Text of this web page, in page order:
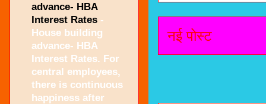
नई पोस्ट
advance- HBA
Interest Rates -
House building
advance- HBA
Interest Rates. For
central employees,
there is continuous
happiness after